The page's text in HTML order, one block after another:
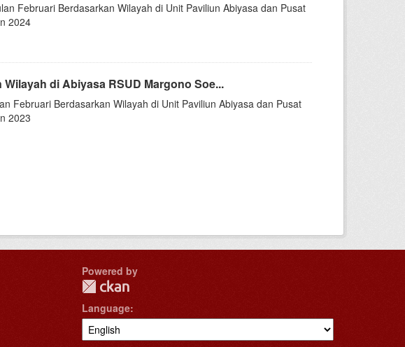
Februari Berdasarkan Wilayah di Unit Paviliun Abiyasa dan Pusat
2024
di Abiyasa RSUD Margono Soe...
Februari Berdasarkan Wilayah di Unit Paviliun Abiyasa dan Pusat
2023
Powered by
Language